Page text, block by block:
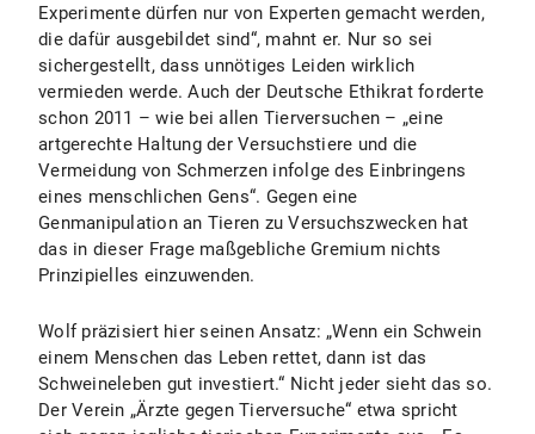
Experimente dürfen nur von Experten gemacht werden,
die dafür ausgebildet sind“, mahnt er. Nur so sei
sichergestellt, dass unnötiges Leiden wirklich
vermieden werde. Auch der Deutsche Ethikrat forderte
schon 2011 – wie bei allen Tierversuchen – „eine
artgerechte Haltung der Versuchstiere und die
Vermeidung von Schmerzen infolge des Einbringens
eines menschlichen Gens“. Gegen eine
Genmanipulation an Tieren zu Versuchszwecken hat
das in dieser Frage maßgebliche Gremium nichts
Prinzipielles einzuwenden.
Wolf präzisiert hier seinen Ansatz: „Wenn ein Schwein
einem Menschen das Leben rettet, dann ist das
Schweineleben gut investiert.“ Nicht jeder sieht das so.
Der Verein „Ärzte gegen Tierversuche“ etwa spricht